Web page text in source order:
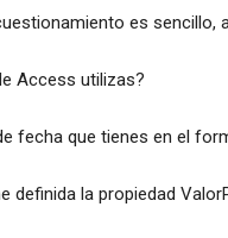
es sencillo,
Access utilizas?
fecha que tienes en el
definida la propiedad